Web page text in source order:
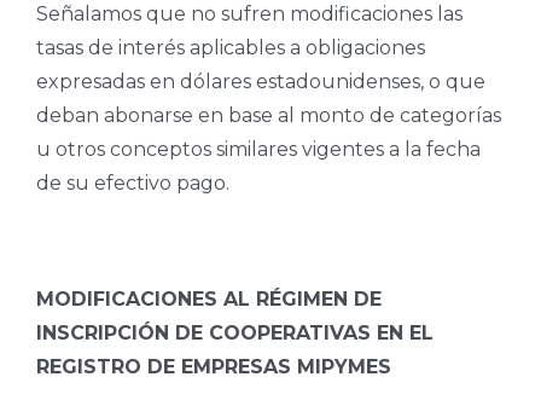
Señalamos que no sufren modificaciones las
tasas de interés aplicables a obligaciones
expresadas en dólares estadounidenses, o que
deban abonarse en base al monto de categorías
u otros conceptos similares vigentes a la fecha
de su efectivo pago.
MODIFICACIONES AL RÉGIMEN DE
INSCRIPCIÓN DE COOPERATIVAS EN EL
REGISTRO DE EMPRESAS MIPYMES